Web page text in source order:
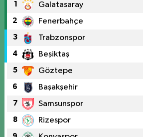
1 Galatasaray
2 Fenerbahçe
3 Trabzonspor
4 Beşiktaş
5 Göztepe
6 Başakşehir
7 Samsunspor
8 Rizespor